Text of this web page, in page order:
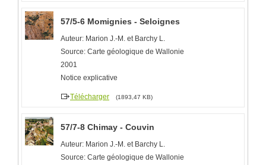
57/5-6 Momignies - Seloignes
Auteur: Marion J.-M. et Barchy L.
Source: Carte géologique de Wallonie
2001
Notice explicative
Télécharger (1893,47 KB)
57/7-8 Chimay - Couvin
Auteur: Marion J.-M. et Barchy L.
Source: Carte géologique de Wallonie